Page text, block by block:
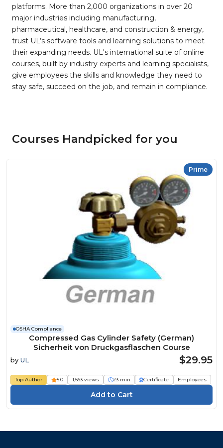
platforms. More than 2,000 organizations in over 20
major industries including manufacturing,
pharmaceutical, healthcare, and construction & energy,
trust UL’s software tools and learning solutions to meet
their expanding needs. UL's international suite of online
courses, built by industry experts and learning specialists,
give employees the skills and knowledge they need to
stay safe, succeed on the job, and remain in compliance.
Courses Handpicked for you
Prime
OSHA Compliance
Compressed Gas Cylinder Safety (German)
Sicherheit von Druckgasflaschen Course
by UL $29.95
Top Author 5.0 1,563 views 23 min Certificate Employees